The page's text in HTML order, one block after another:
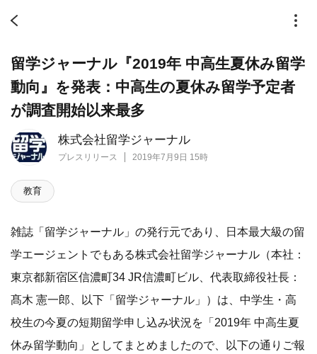
株式会社留学ジャーナル
プレスリリース 2019年7月9日 15時
留学ジャーナル『2019年 中高生夏休み留学
動向』を発表：中高生の夏休み留学予定者
が調査開始以来最多
教育
雑誌「留学ジャーナル」の発行元であり、日本最大級の留
学エージェントでもある株式会社留学ジャーナル（本社：
東京都新宿区信濃町34 JR信濃町ビル、代表取締役社長：
髙木 憲一郎、以下「留学ジャーナル」）は、中学生・高
校生の今夏の短期留学申し込み状況を「2019年 中高生夏
休み留学動向」としてまとめましたので、以下の通りご報